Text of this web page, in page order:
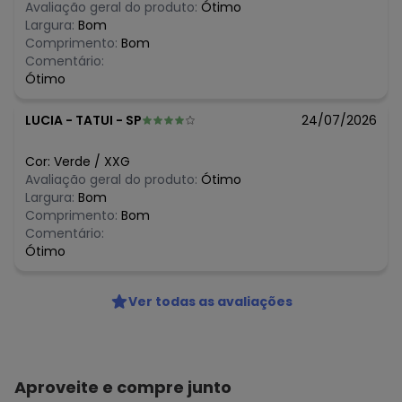
Avaliação geral do produto: Ótimo
Largura: Bom
Comprimento: Bom
Comentário:
Ótimo
LUCIA - TATUI - SP 24/07/2026
Cor: Verde / XXG
Avaliação geral do produto: Ótimo
Largura: Bom
Comprimento: Bom
Comentário:
Ótimo
Ver todas as avaliações
Aproveite e compre junto